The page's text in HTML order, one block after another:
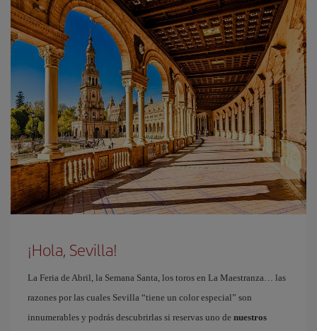
¡Hola, Sevilla!
La Feria de Abril, la Semana Santa, los toros en La Maestranza… las
razones por las cuales Sevilla “tiene un color especial” son
innumerables y podrás descubrirlas si reservas uno de nuestros